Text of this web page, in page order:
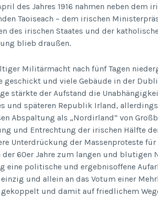
des Jahres 1916 nahmen neben dem
Taoiseach – dem irischen
des irischen Staates und der
blieb draußen.
Militärmacht nach fünf Tagen
geschickt und viele Gebäude in der
stärkte der Aufstand die
und späteren Republik Irland,
Abspaltung als „Nordirland“ von
und Entrechtung der irischen Hälfte
Unterdrückung der Massenproteste für
der 60er Jahre zum langen und
eine politische und ergebnisoffene
und allein an das Votum einer
und damit auf friedlichem